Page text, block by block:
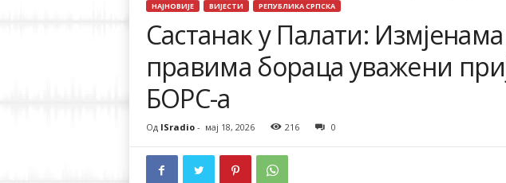
НАЈНОВИЈЕ ВИЈЕСТИ РЕПУБЛИКА СРПСКА
Састанак у Палати:
правима бораца уважени
БОРС-а
Од ISradio- мај 18, 2026 216 0